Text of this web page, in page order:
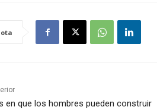
en que los hombres pueden construir